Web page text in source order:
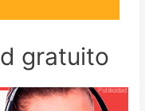
gratuito